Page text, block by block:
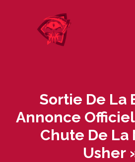
Sortie De La
Annonce
Chute De La
Usher